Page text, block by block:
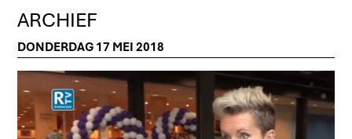
ARCHIEF
DONDERDAG 17 MEI 2018